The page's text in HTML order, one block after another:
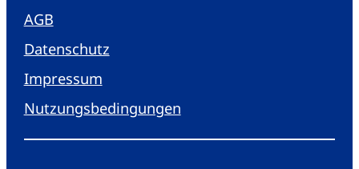
AGB
Datenschutz
Impressum
Nutzungsbedingungen